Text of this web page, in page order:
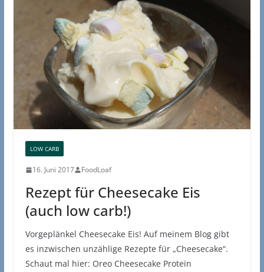
LOW CARB
16. Juni 2017 FoodLoaf
Rezept für Cheesecake Eis
(auch low carb!)
Vorgeplänkel Cheesecake Eis! Auf meinem Blog gibt
es inzwischen unzählige Rezepte für „Cheesecake“.
Schaut mal hier: Oreo Cheesecake Protein